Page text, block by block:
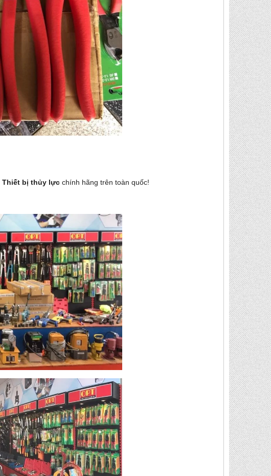
Thiết bị thủy lực chính hãng trên toàn quốc!